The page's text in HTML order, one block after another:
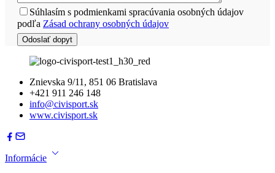
Súhlasím s podmienkami spracúvania osobných údajov
podľa Zásad ochrany osobných údajov
Znievska 9/11, 851 06 Bratislava
+421 911 246 148
info@civisport.sk
www.civisport.sk
Informácie